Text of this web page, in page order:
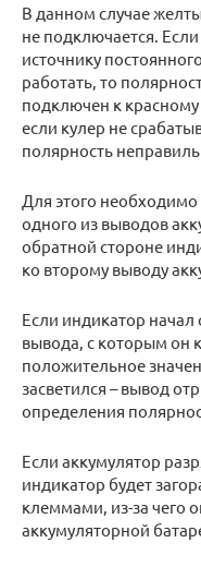
В данном случае
не подключается.
источнику
работать, то
подключен к
если кулер не
полярность
Для этого
одного из выводов
обратной стороне
ко второму выводу
Если индикатор начал
вывода, с которым он
положительное
засветился – вывод
определения
Если аккумулятор
индикатор будет
клеммами, из-за чего
аккумуляторной